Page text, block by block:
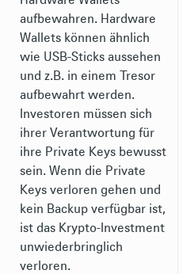
aufbewahren. Hardware
Wallets können ähnlich
wie USB-Sticks aussehen
und z.B. in einem Tresor
aufbewahrt werden.
Investoren müssen sich
ihrer Verantwortung für
ihre Private Keys bewusst
sein. Wenn die Private
Keys verloren gehen und
kein Backup verfügbar ist,
ist das Krypto-Investment
unwiederbringlich
verloren.